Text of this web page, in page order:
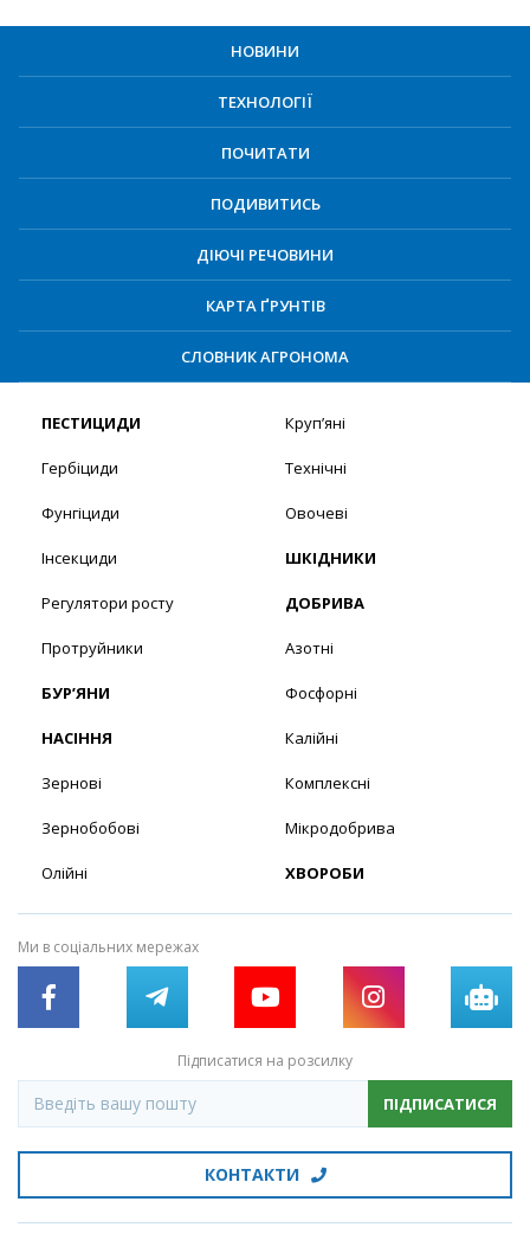
НОВИНИ
ТЕХНОЛОГІЇ
ПОЧИТАТИ
ПОДИВИТИСЬ
ДІЮЧІ РЕЧОВИНИ
КАРТА ҐРУНТІВ
СЛОВНИК АГРОНОМА
ПЕСТИЦИДИ
Гербіциди
Фунгіциди
Інсекциди
Регулятори росту
Протруйники
БУР’ЯНИ
НАСІННЯ
Зернові
Зернобобові
Олійні
Круп’яні
Технічні
Овочеві
ШКІДНИКИ
ДОБРИВА
Азотні
Фосфорні
Калійні
Комплексні
Мікродобрива
ХВОРОБИ
Ми в соціальних мережах
Підписатися на розсилку
ПІДПИСАТИСЯ
КОНТАКТИ